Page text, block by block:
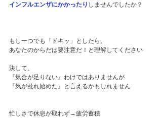
インフルエンザにかかったり しませんでしたか？
もし一つでも「ドキッ」としたら、
あなたのからだは要注意だ！と理解してください
決して、
『気合が足りない』わけではありませんが
『気が乱れ始めた』と言えるかもしれません
忙しさで休息が取れず→疲労蓄積